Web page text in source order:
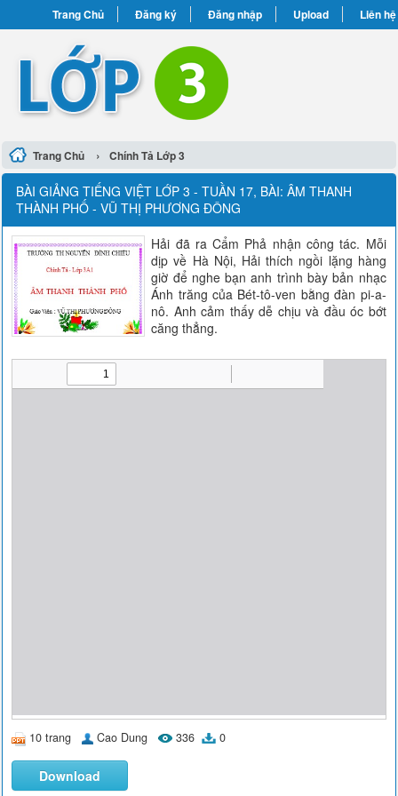
Trang Chủ Đăng ký Đăng nhập Upload Liên hệ
Trang Chủ › Chính Tả Lớp 3
BÀI GIẢNG TIẾNG VIỆT LỚP 3 - TUẦN 17, BÀI: ÂM THANH
THÀNH PHỐ - VŨ THỊ PHƯƠNG ĐÔNG
Hải đã ra Cẩm Phả nhận công tác. Mỗi
dịp về Hà Nội, Hải thích ngồi lặng hàng
giờ để nghe bạn anh trình bày bản nhạc
Ánh trăng của Bét-tô-ven bằng đàn pi-a-
nô. Anh cảm thấy dễ chịu và đầu óc bớt
căng thẳng.
10 trang Cao Dung 336 0
Download